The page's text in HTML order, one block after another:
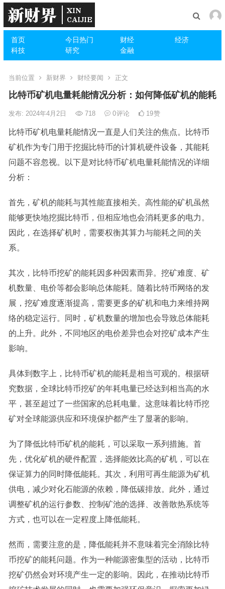
首页 今日热门 财经
经济
科技
研究 金融
当前位置 新财界 财经要闻 正文
比特币矿机电量耗能情况分析：如何降低矿机的能耗
发布: 2024年4月2日 718 0评论 19赞
比特币矿机电量耗能情况一直是人们关注的焦点。比特币
矿机作为专门用于挖掘比特币的计算机硬件设备，其能耗
问题不容忽视。以下是对比特币矿机电量耗能情况的详细
分析：
首先，矿机的能耗与其性能直接相关。高性能的矿机虽然
能够更快地挖掘比特币，但相应地也会消耗更多的电力。
因此，在选择矿机时，需要权衡其算力与能耗之间的关
系。
其次，比特币挖矿的能耗因多种因素而异。挖矿难度、矿
机数量、电价等都会影响总体能耗。随着比特币网络的发
展，挖矿难度逐渐提高，需要更多的矿机和电力来维持网
络的稳定运行。同时，矿机数量的增加也会导致总体能耗
的上升。此外，不同地区的电价差异也会对挖矿成本产生
影响。
具体到数字上，比特币矿机的能耗是相当可观的。根据研
究数据，全球比特币挖矿的年耗电量已经达到相当高的水
平，甚至超过了一些国家的总耗电量。这意味着比特币挖
矿对全球能源供应和环境保护都产生了显著的影响。
为了降低比特币矿机的能耗，可以采取一系列措施。首
先，优化矿机的硬件配置，选择能效比高的矿机，可以在
保证算力的同时降低能耗。其次，利用可再生能源为矿机
供电，减少对化石能源的依赖，降低碳排放。此外，通过
调整矿机的运行参数、控制矿池的选择、改善散热系统等
方式，也可以在一定程度上降低能耗。
然而，需要注意的是，降低能耗并不意味着完全消除比特
币挖矿的能耗问题。作为一种能源密集型的活动，比特币
挖矿仍然会对环境产生一定的影响。因此，在推动比特币